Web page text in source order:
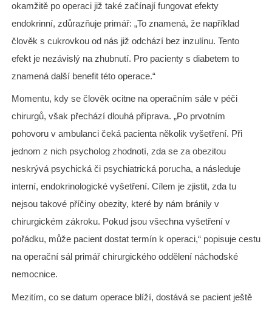
okamžitě po operaci již také začínají fungovat efekty
endokrinní, zdůrazňuje primář: „To znamená, že například
člověk s cukrovkou od nás již odchází bez inzulínu. Tento
efekt je nezávislý na zhubnutí. Pro pacienty s diabetem to
znamená další benefit této operace.“
Momentu, kdy se člověk ocitne na operačním sále v péči
chirurgů, však přechází dlouhá příprava. „Po prvotním
pohovoru v ambulanci čeká pacienta několik vyšetření. Při
jednom z nich psycholog zhodnotí, zda se za obezitou
neskrývá psychická či psychiatrická porucha, a následuje
interní, endokrinologické vyšetření. Cílem je zjistit, zda tu
nejsou takové příčiny obezity, které by nám bránily v
chirurgickém zákroku. Pokud jsou všechna vyšetření v
pořádku, může pacient dostat termín k operaci,“ popisuje cestu
na operační sál primář chirurgického oddělení náchodské
nemocnice.
Mezitím, co se datum operace blíží, dostává se pacient ještě